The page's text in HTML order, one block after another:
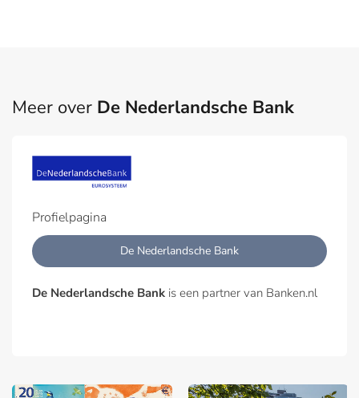
Meer over De Nederlandsche Bank
Profielpagina
De Nederlandsche Bank
De Nederlandsche Bank is een partner van Banken.nl